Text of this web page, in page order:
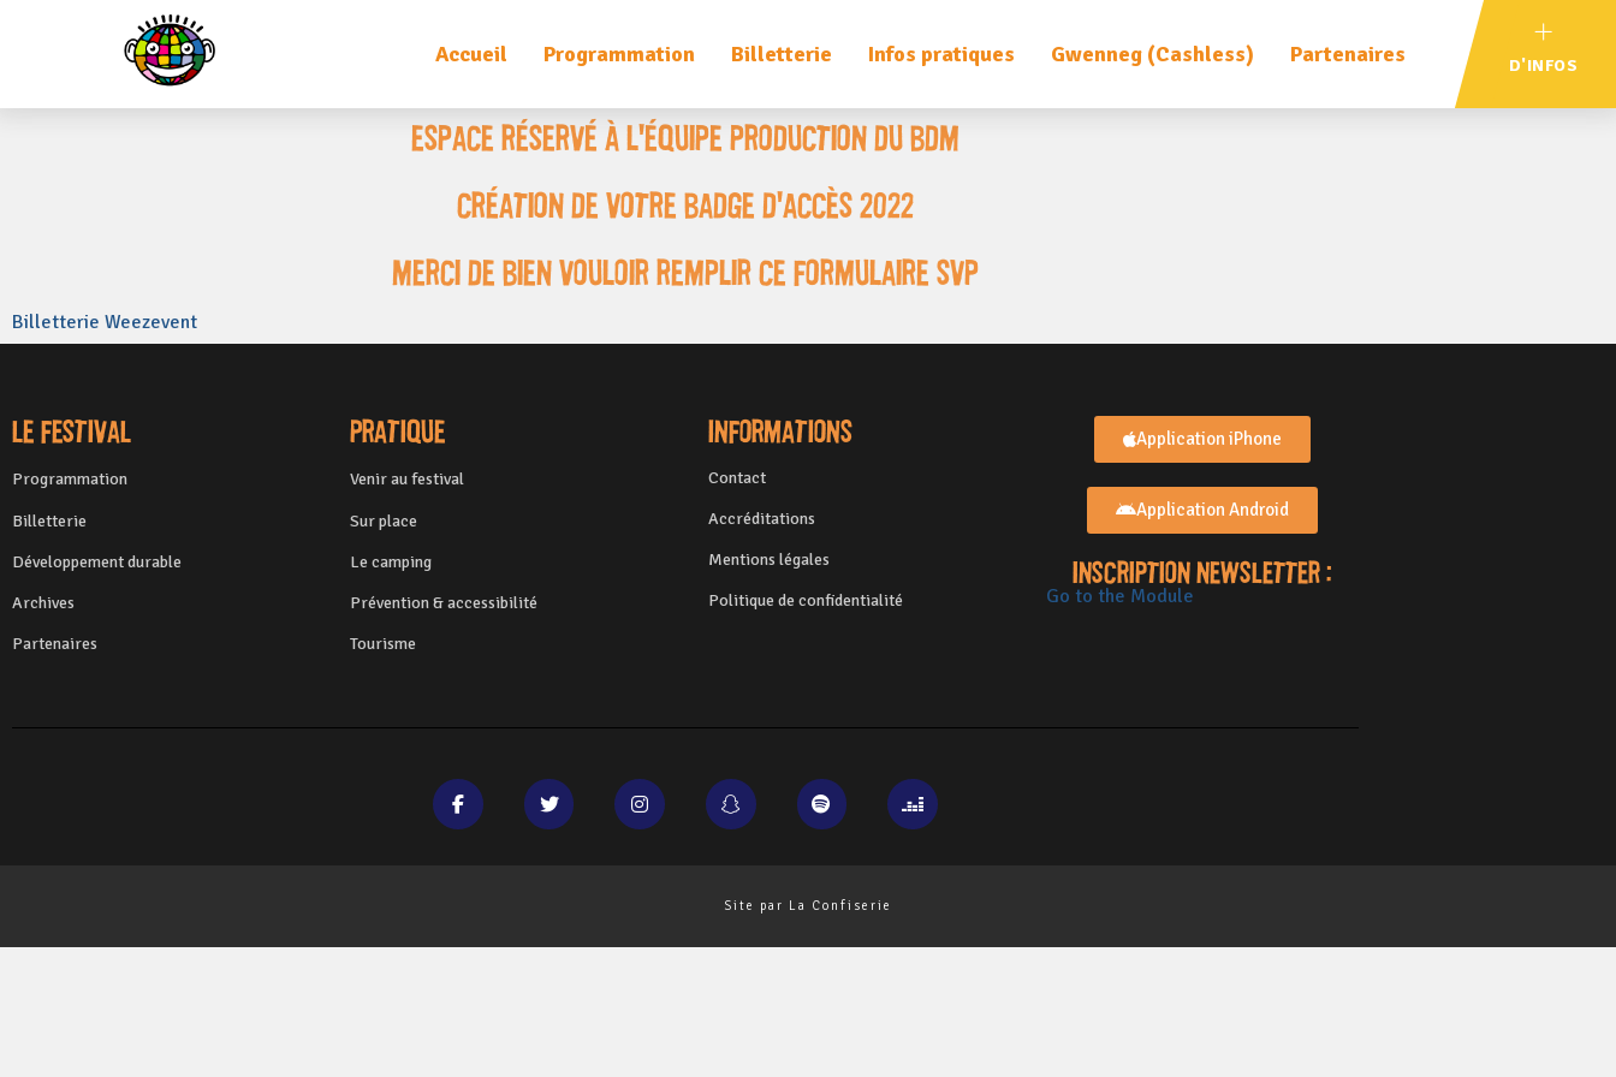
Accueil Programmation Billetterie Infos pratiques Gwenneg (Cashless) Partenaires D'INFOS
ESPACE RéSErvé à l'équipe production du bdm
création de votre badge d'accès 2022
merci de bien vouloir remplir ce formulaire svp
Billetterie Weezevent
Le festival
Programmation
Billetterie
Développement durable
Archives
Partenaires
Pratique
Venir au festival
Sur place
Le camping
Prévention & accessibilité
Tourisme
Informations
Contact
Accréditations
Mentions légales
Politique de confidentialité
Application iPhone
Application Android
Inscription newsletter :
Go to the Module
Site par La Confiserie